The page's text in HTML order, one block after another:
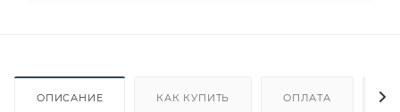
ОПИСАНИЕ КАК КУПИТЬ ОПЛАТА